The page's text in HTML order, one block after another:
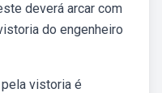
deverá arcar com
do engenheiro
vistoria é